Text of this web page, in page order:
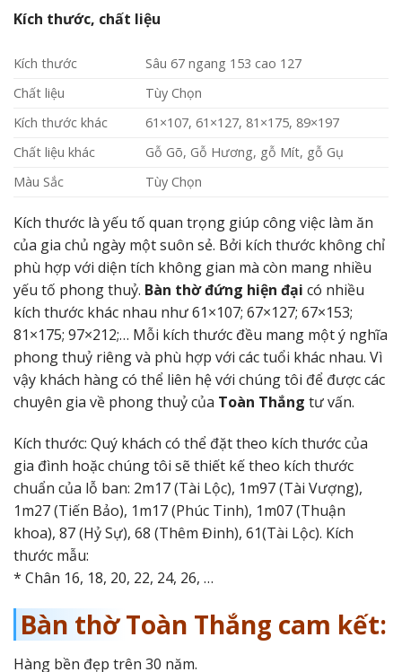
Kích thước, chất liệu
Kích thước
Sâu 67 ngang 153 cao 127
Chất liệu
Tùy Chọn
Kích thước khác
61×107, 61×127, 81×175, 89×197
Chất liệu khác
Gỗ Gõ, Gỗ Hương, gỗ Mít, gỗ Gụ
Màu Sắc
Tùy Chọn
Kích thước là yếu tố quan trọng giúp công việc làm ăn
của gia chủ ngày một suôn sẻ. Bởi kích thước không chỉ
phù hợp với diện tích không gian mà còn mang nhiều
yếu tố phong thuỷ. Bàn thờ đứng hiện đại có nhiều
kích thước khác nhau như 61×107; 67×127; 67×153;
81×175; 97×212;… Mỗi kích thước đều mang một ý nghĩa
phong thuỷ riêng và phù hợp với các tuổi khác nhau. Vì
vậy khách hàng có thể liên hệ với chúng tôi để được các
chuyên gia về phong thuỷ của Toàn Thắng tư vấn.
Kích thước: Quý khách có thể đặt theo kích thước của
gia đình hoặc chúng tôi sẽ thiết kế theo kích thước
chuẩn của lỗ ban: 2m17 (Tài Lộc), 1m97 (Tài Vượng),
1m27 (Tiến Bảo), 1m17 (Phúc Tinh), 1m07 (Thuận
khoa), 87 (Hỷ Sự), 68 (Thêm Đinh), 61(Tài Lộc). Kích
thước mẫu:
* Chân 16, 18, 20, 22, 24, 26, …
Bàn thờ Toàn Thắng cam kết:
Hàng bền đẹp trên 30 năm.